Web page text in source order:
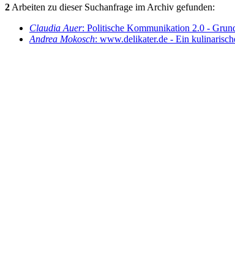
2Arbeiten zu dieser Suchanfrage im Archiv gefunden:
Claudia Auer: Politische Kommunikation 2.0 -
Andrea Mokosch: www.delikater.de - Ein